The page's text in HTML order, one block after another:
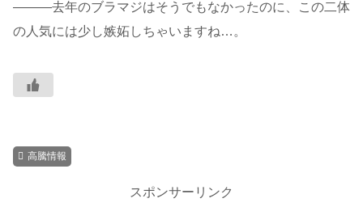
―――去年のブラマジはそうでもなかったのに、この二体
の人気には少し嫉妬しちゃいますね…。
高騰情報
スポンサーリンク